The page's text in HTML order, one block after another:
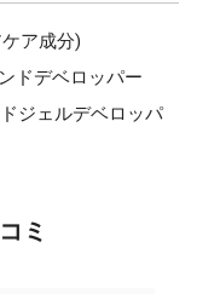
ア成分)
ドデベロッパー
ジェルデベロッパ
ミ